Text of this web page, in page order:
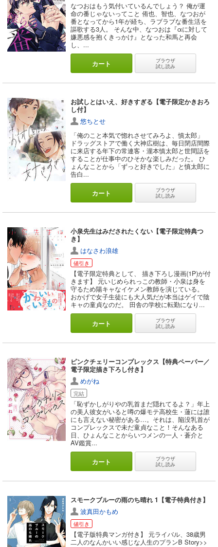
なつおはもう気付いているんでしょう？ 俺が運
命の番じゃないってこと 侑也、智也、なつおが
番となってから1年が経ち、ラブラブな番生活を
謳歌する3人。 そんな中、なつおは『αに対して
嫌悪感を抱くきっかけ』となった和馬と再会
し、...
カート
ブラウザ
試し読み
お試しとはいえ、好きすぎる【電子限定かきおろ
し付】
悠ちとせ
「俺のこと本気で惚れさせてみろよ、慎太郎」
ドラッグストアで働く大神広樹は、毎日閉店間際
に来店する年下の常連客・瀧本慎太郎と世間話を
することが仕事中のひそかな楽しみだった。 ひ
ょんなことから「ずっと好きでした」と慎太郎に
告白...
カート
ブラウザ
試し読み
小泉先生はみだされたくない【電子限定特典つ
き】
はなさわ浪雄
値引き
【電子限定特典として、 描き下ろし漫画(1P)が付
きます】 元いじめられっこの教師・小泉は身を
守るため陽キャなイケメン教師を演じている。
おかげで女子生徒にも大人気だが本当はゲイで陰
キャの童貞なのだ。 田舎の学校に転勤になり...
カート
ブラウザ
試し読み
ピンクチェリーコンプレックス【特典ペーパー／
電子限定描き下ろし付き】
めがね
完結
「恥ずかしがりやの乳首まだ隠れてるよ？」年上
の美人彼女がいると噂の爆モテ高校生・蓮には誰
にも言えない秘密がある…。それは、陥没乳首が
コンプレックスで未だ童貞なこと！そんなある
日、ひょんなことからいつメンの一人・蒼介と
AV鑑賞...
カート
ブラウザ
試し読み
スモークブルーの雨のち晴れ 1【電子特典付き】
波真田かもめ
値引き
【電子版特典マンガ付き】 元ライバル、38歳男
二人のなんかいい感じな人生のプランB Story>>